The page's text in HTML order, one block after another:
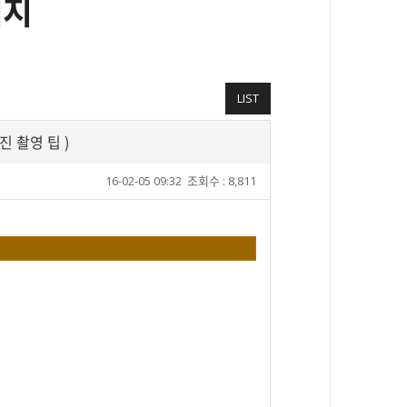
LIST
촬영 팁 )
조회수 : 8,811
16-02-05 09:32